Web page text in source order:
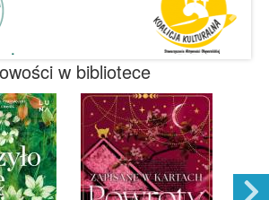
w bibliotece